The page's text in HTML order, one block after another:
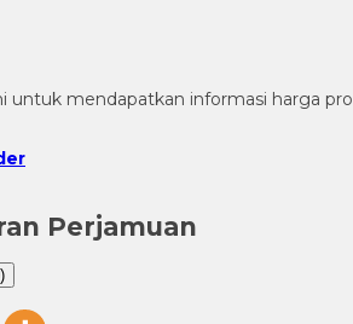
mendapatkan informasi harga
Perjamuan